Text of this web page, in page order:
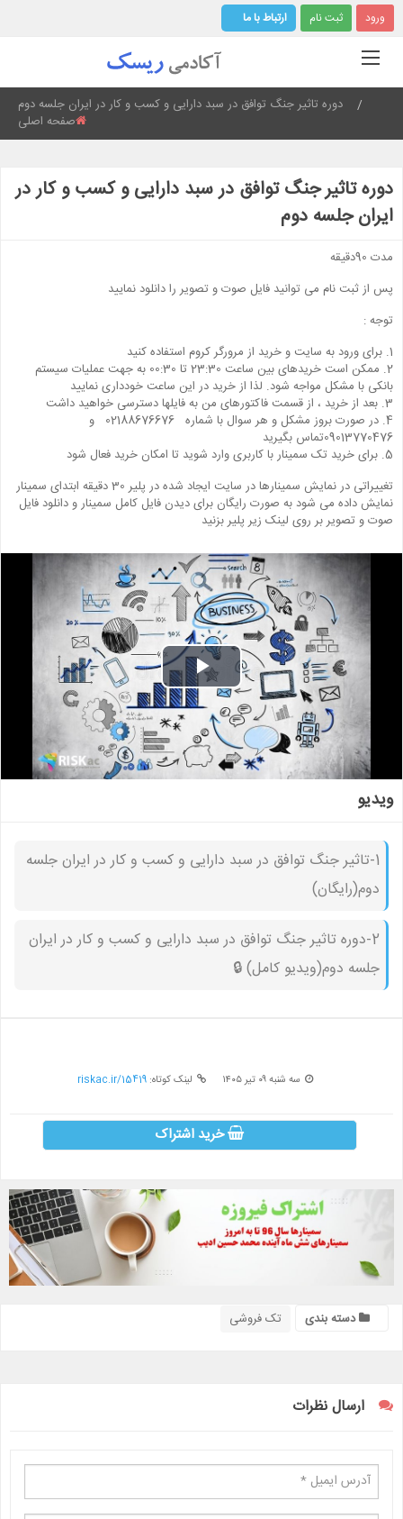
ورود ثبت نام ارتباط با ما
Current:
دوره تاثیر جنگ توافق در سبد دارایی و کسب و کار در ایران جلسه دوم
صفحه اصلی
دوره تاثیر جنگ توافق در سبد دارایی و کسب و کار در
ایران جلسه دوم
مدت 90دقیقه
پس از ثبت نام می توانید فایل صوت و تصویر را دانلود نمایید
توجه :
1. برای ورود به سایت و خرید از مرورگر کروم استفاده کنید
2. ممکن است خریدهای بین ساعت 23:30 تا 00:30 به جهت عملیات سیستم
بانکی با مشکل مواجه شود. لذا از خرید در این ساعت خودداری نمایید
3. بعد از خرید ، از قسمت فاکتورهای من به فایلها دسترسی خواهید داشت
4. در صورت بروز مشکل و هر سوال با شماره 02188676676 و
09013770476تماس بگیرید
5. برای خرید تک سمینار با کاربری وارد شوید تا امکان خرید فعال شود
تغییراتی در نمایش سمینارها در سایت ایجاد شده در پلیر 30 دقیقه ابتدای سمینار
نمایش داده می شود به صورت رایگان برای دیدن فایل کامل سمینار و دانلود فایل
صوت و تصویر بر روی لینک زیر پلیر بزنید
Play
Video
ویدیو
1-تاثیر جنگ توافق در سبد دارایی و کسب و کار در ایران جلسه
دوم(رایگان)
2-دوره تاثیر جنگ توافق در سبد دارایی و کسب و کار در ایران
جلسه دوم(ویدیو کامل) 🔒︎
سه شنبه ۰۹ تير ۱۴۰۵ لینک کوتاه:riskac.ir/15419
خرید اشتراک
دسته بندی تک فروشی
ارسال نظرات